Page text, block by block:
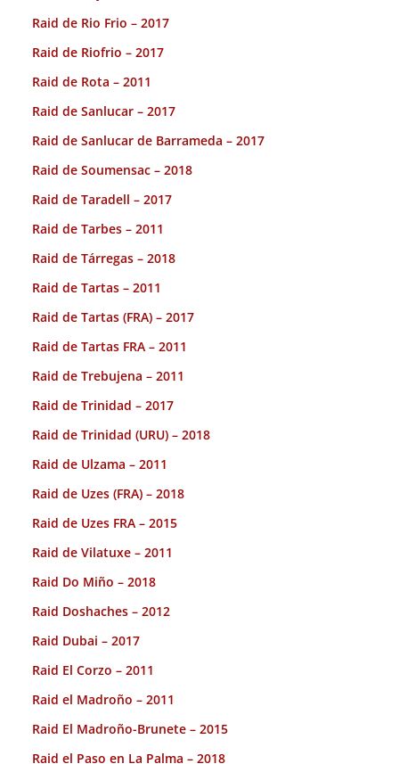
Raid de Rio Frio – 2017
Raid de Riofrio – 2017
Raid de Rota – 2011
Raid de Sanlucar – 2017
Raid de Sanlucar de Barrameda – 2017
Raid de Soumensac – 2018
Raid de Taradell – 2017
Raid de Tarbes – 2011
Raid de Tárregas – 2018
Raid de Tartas – 2011
Raid de Tartas (FRA) – 2017
Raid de Tartas FRA – 2011
Raid de Trebujena – 2011
Raid de Trinidad – 2017
Raid de Trinidad (URU) – 2018
Raid de Ulzama – 2011
Raid de Uzes (FRA) – 2018
Raid de Uzes FRA – 2015
Raid de Vilatuxe – 2011
Raid Do Miño – 2018
Raid Doshaches – 2012
Raid Dubai – 2017
Raid El Corzo – 2011
Raid el Madroño – 2011
Raid El Madroño-Brunete – 2015
Raid el Paso en La Palma – 2018